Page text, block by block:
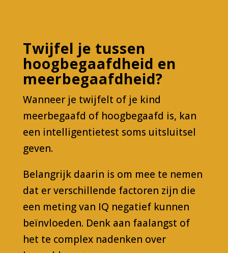
Twijfel je tussen
hoogbegaafdheid en
meerbegaafdheid?
Wanneer je twijfelt of je kind
meerbegaafd of hoogbegaafd is, kan
een intelligentietest soms uitsluitsel
geven.
Belangrijk daarin is om mee te nemen
dat er verschillende factoren zijn die
een meting van IQ negatief kunnen
beïnvloeden. Denk aan faalangst of
het te complex nadenken over